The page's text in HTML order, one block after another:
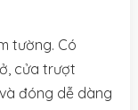
tường. Có
cửa trượt
đóng dễ dàng